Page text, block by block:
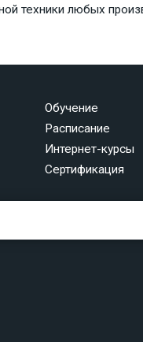
техники любых
Обучение
Расписание
Интернет-курсы
Сертификация